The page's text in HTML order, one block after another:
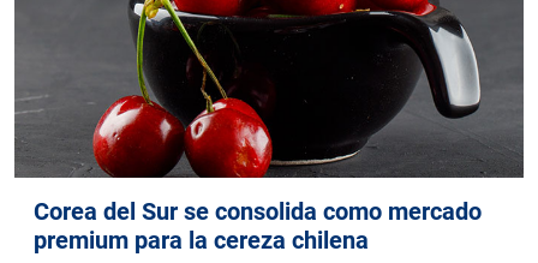
Corea del Sur se consolida como mercado
premium para la cereza chilena